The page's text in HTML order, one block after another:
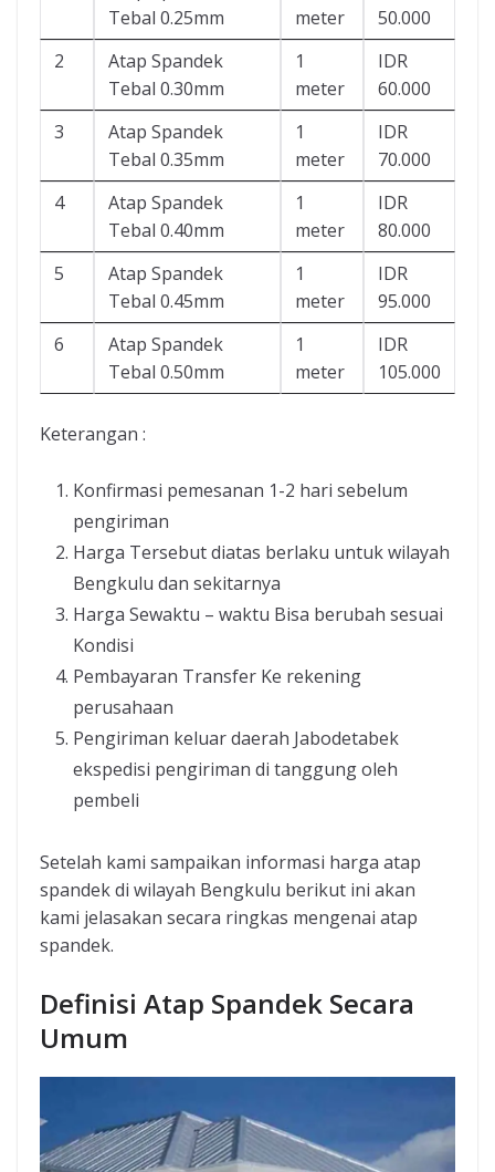
Tebal 0.25mm
meter
50.000
2
Atap Spandek
Tebal 0.30mm
1
meter
IDR
60.000
3
Atap Spandek
Tebal 0.35mm
1
meter
IDR
70.000
4
Atap Spandek
Tebal 0.40mm
1
meter
IDR
80.000
5
Atap Spandek
Tebal 0.45mm
1
meter
IDR
95.000
6
Atap Spandek
Tebal 0.50mm
1
meter
IDR
105.000
Keterangan :
Konfirmasi pemesanan 1-2 hari sebelum
pengiriman
Harga Tersebut diatas berlaku untuk wilayah
Bengkulu dan sekitarnya
Harga Sewaktu – waktu Bisa berubah sesuai
Kondisi
Pembayaran Transfer Ke rekening
perusahaan
Pengiriman keluar daerah Jabodetabek
ekspedisi pengiriman di tanggung oleh
pembeli
Setelah kami sampaikan informasi harga atap
spandek di wilayah Bengkulu berikut ini akan
kami jelasakan secara ringkas mengenai atap
spandek.
Definisi Atap Spandek Secara
Umum